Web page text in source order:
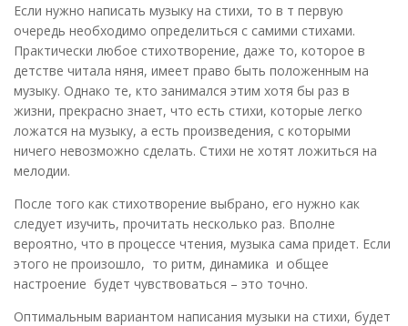
Если нужно написать музыку на стихи, то в т первую
очередь необходимо определиться с самими стихами.
Практически любое стихотворение, даже то, которое в
детстве читала няня, имеет право быть положенным на
музыку. Однако те, кто занимался этим хотя бы раз в
жизни, прекрасно знает, что есть стихи, которые легко
ложатся на музыку, а есть произведения, с которыми
ничего невозможно сделать. Стихи не хотят ложиться на
мелодии.
После того как стихотворение выбрано, его нужно как
следует изучить, прочитать несколько раз. Вполне
вероятно, что в процессе чтения, музыка сама придет. Если
этого не произошло, то ритм, динамика и общее
настроение будет чувствоваться – это точно.
Оптимальным вариантом написания музыки на стихи, будет